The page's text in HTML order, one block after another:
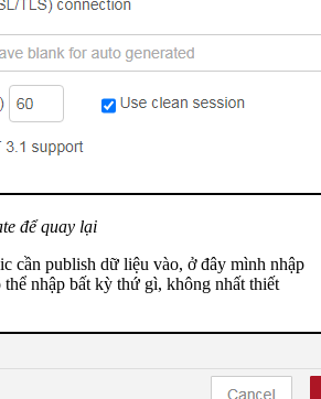
để quay lại
cần publish dữ liệu vào, ở đây mình nhập
nhập bất kỳ thứ gì, không nhất thiết